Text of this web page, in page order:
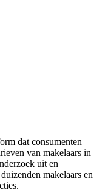
dat consumenten
van makelaars in
uit en
makelaars en